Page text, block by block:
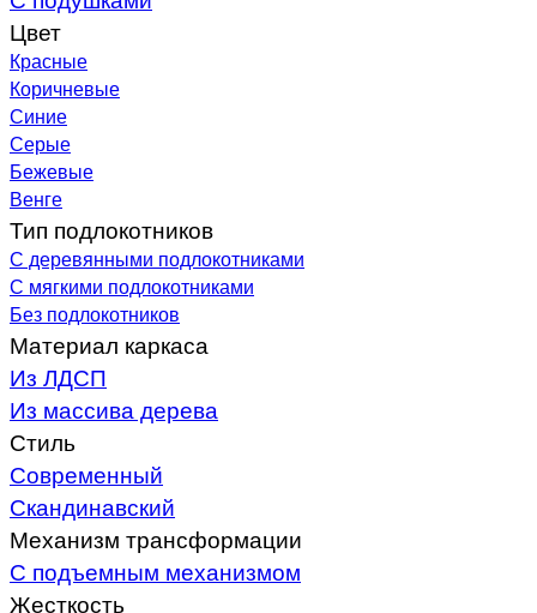
Цвет
Красные
Коричневые
Синие
Серые
Бежевые
Венге
Тип подлокотников
С деревянными подлокотниками
С мягкими подлокотниками
Без подлокотников
Материал каркаса
Из ЛДСП
Из массива дерева
Стиль
Современный
Скандинавский
Механизм трансформации
С подъемным механизмом
Жесткость